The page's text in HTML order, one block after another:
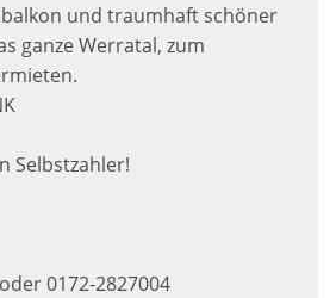
und traumhaft schöner
ganze Werratal, zum
Selbstzahler!
0172-2827004